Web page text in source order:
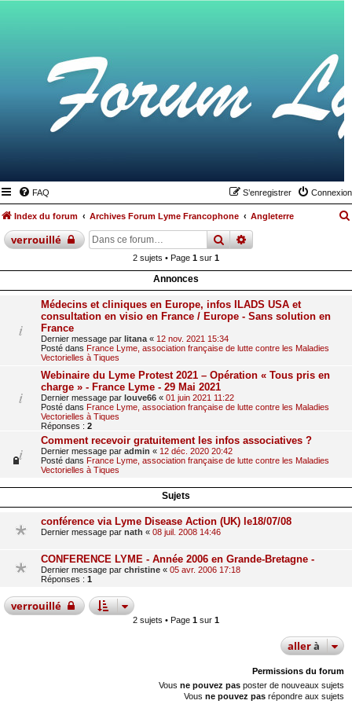
FAQ Connexion
S’enregistrer
Index du forum Archives Forum Lyme Francophone Angleterre
verrouillé rechercher
recherche
2 sujets • Page 1 sur 1
Annonces
Médecins et cliniques en Europe, infos ILADS USA et
consultation en visio en France / Europe - Sans solution en
France
Dernier message par litana « 12 nov. 2021 15:34
Posté dans France Lyme, association française de lutte contre les Maladies
Vectorielles à Tiques
Webinaire du Lyme Protest 2021 – Opération « Tous pris en
charge » - France Lyme - 29 Mai 2021
Dernier message par louve66 « 01 juin 2021 11:22
Posté dans France Lyme, association française de lutte contre les Maladies
Vectorielles à Tiques
Réponses : 2
Comment recevoir gratuitement les infos associatives ?
Dernier message par admin « 12 déc. 2020 20:42
Posté dans France Lyme, association française de lutte contre les Maladies
Vectorielles à Tiques
Sujets
conférence via Lyme Disease Action (UK) le18/07/08
Dernier message par nath « 08 juil. 2008 14:46
CONFERENCE LYME - Année 2006 en Grande-Bretagne -
Dernier message par christine « 05 avr. 2006 17:18
Réponses : 1
verrouillé
2 sujets • Page 1 sur 1
allerà
Permissions du forum
Vous ne pouvez pas poster de nouveaux sujets
Vous ne pouvez pas répondre aux sujets